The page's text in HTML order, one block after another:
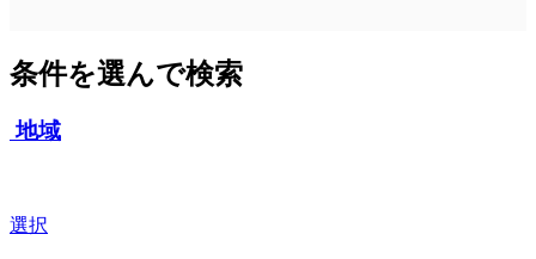
条件を選んで検索
地域
選択